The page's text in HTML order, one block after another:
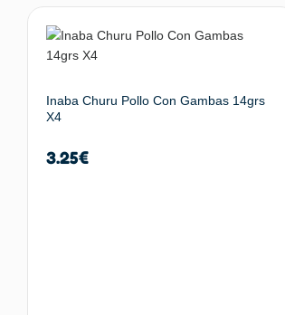
Inaba Churu Pollo Con Gambas 14grs
X4
3.25€